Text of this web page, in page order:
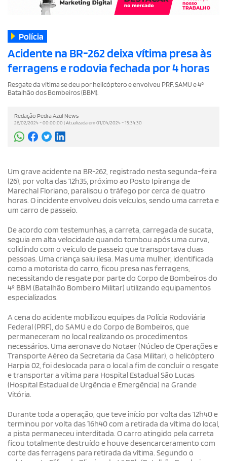
Polícia
Acidente na BR-262 deixa vítima presa às
ferragens e rodovia fechada por 4 horas
Resgate da vítima se deu por helicóptero e envolveu PRF, SAMU e 4º
Batalhão dos Bombeiros (BBM).
Redação Pedra Azul News
26/02/2024 - 00:00:00 | Atualizada em 01/04/2024 - 15:34:30
Um grave acidente na BR-262, registrado nesta segunda-feira
(26), por volta das 12h35, próximo ao Posto Ipiranga de
Marechal Floriano, paralisou o tráfego por cerca de quatro
horas. O incidente envolveu dois veículos, sendo uma carreta e
um carro de passeio.
De acordo com testemunhas, a carreta, carregada de sucata,
seguia em alta velocidade quando tombou após uma curva,
colidindo com o veículo de passeio que transportava duas
pessoas. Uma criança saiu ilesa. Mas uma mulher, identificada
como a motorista do carro, ficou presa nas ferragens,
necessitando de resgate por parte do Corpo de Bombeiros do
4º BBM (Batalhão Bombeiro Militar) utilizando equipamentos
especializados.
A cena do acidente mobilizou equipes da Polícia Rodoviária
Federal (PRF), do SAMU e do Corpo de Bombeiros, que
permaneceram no local realizando os procedimentos
necessários. Uma aeronave do Notaer (Núcleo de Operações e
Transporte Aéreo da Secretaria da Casa Militar), o helicóptero
Harpia 02, foi deslocada para o local a fim de concluir o resgate
e transportar a vítima para Hospital Estadual São Lucas
(Hospital Estadual de Urgência e Emergência) na Grande
Vitória.
Durante toda a operação, que teve início por volta das 12h40 e
terminou por volta das 16h40 com a retirada da vítima do local,
a pista permaneceu interditada. O carro atingido pela carreta
ficou totalmente destruído e houve desencarceramento com
corte das ferragens para retirada da vítima. Segundo o